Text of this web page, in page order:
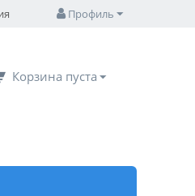
Профиль
Корзина пуста